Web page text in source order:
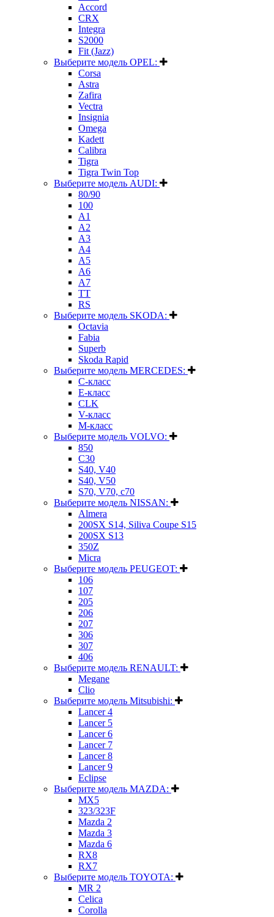
Accord
CRX
Integra
S2000
Fit (Jazz)
Выберите модель OPEL:
Corsa
Astra
Zafira
Vectra
Insignia
Omega
Kadett
Calibra
Tigra
Tigra Twin Top
Выберите модель AUDI:
80/90
100
A1
A2
A3
A4
A5
A6
A7
TT
RS
Выберите модель SKODA:
Octavia
Fabia
Superb
Skoda Rapid
Выберите модель MERCEDES:
C-класс
E-класс
CLK
V-класс
M-класс
Выберите модель VOLVO:
850
C30
S40, V40
S40, V50
S70, V70, c70
Выберите модель NISSAN:
Almera
200SX S14, Siliva Coupe S15
200SX S13
350Z
Micra
Выберите модель PEUGEOT:
106
107
205
206
207
306
307
406
Выберите модель RENAULT:
Megane
Clio
Выберите модель Mitsubishi:
Lancer 4
Lancer 5
Lancer 6
Lancer 7
Lancer 8
Lancer 9
Eclipse
Выберите модель MAZDA:
MX5
323/323F
Mazda 2
Mazda 3
Mazda 6
RX8
RX7
Выберите модель TOYOTA:
MR 2
Celica
Corolla